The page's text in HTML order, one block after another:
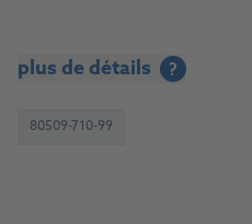
plus de détails ?
80509-710-99